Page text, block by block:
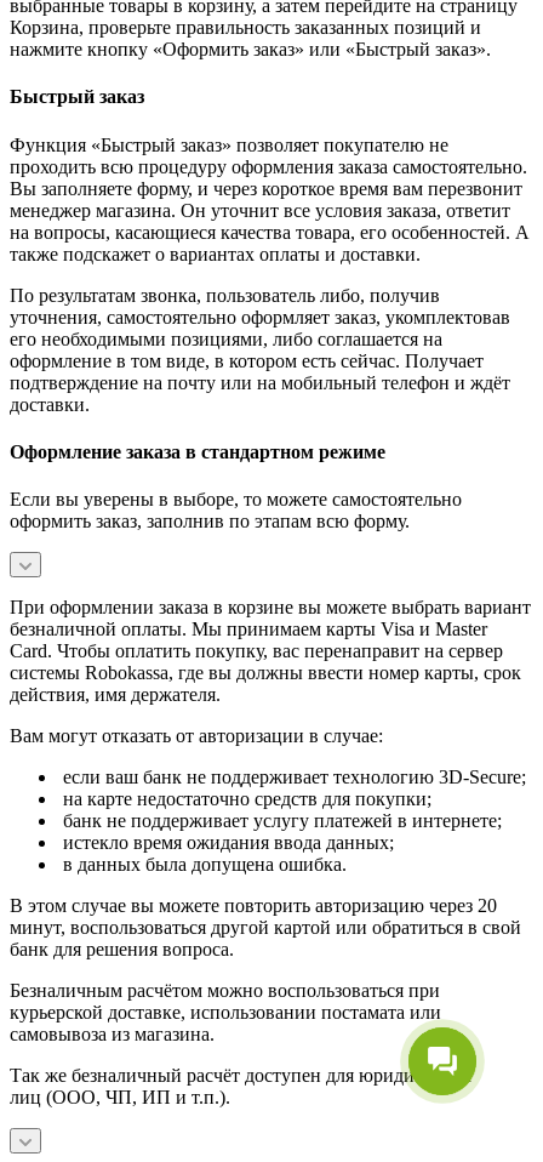
выбранные товары в корзину, а затем перейдите на страницу
Корзина, проверьте правильность заказанных позиций и
нажмите кнопку «Оформить заказ» или «Быстрый заказ».
Быстрый заказ
Функция «Быстрый заказ» позволяет покупателю не
проходить всю процедуру оформления заказа самостоятельно.
Вы заполняете форму, и через короткое время вам перезвонит
менеджер магазина. Он уточнит все условия заказа, ответит
на вопросы, касающиеся качества товара, его особенностей. А
также подскажет о вариантах оплаты и доставки.
По результатам звонка, пользователь либо, получив
уточнения, самостоятельно оформляет заказ, укомплектовав
его необходимыми позициями, либо соглашается на
оформление в том виде, в котором есть сейчас. Получает
подтверждение на почту или на мобильный телефон и ждёт
доставки.
Оформление заказа в стандартном режиме
Если вы уверены в выборе, то можете самостоятельно
оформить заказ, заполнив по этапам всю форму.
При оформлении заказа в корзине вы можете выбрать вариант
безналичной оплаты. Мы принимаем карты Visa и Master
Card. Чтобы оплатить покупку, вас перенаправит на сервер
системы Robokassa, где вы должны ввести номер карты, срок
действия, имя держателя.
Вам могут отказать от авторизации в случае:
если ваш банк не поддерживает технологию 3D-Secure;
на карте недостаточно средств для покупки;
банк не поддерживает услугу платежей в интернете;
истекло время ожидания ввода данных;
в данных была допущена ошибка.
В этом случае вы можете повторить авторизацию через 20
минут, воспользоваться другой картой или обратиться в свой
банк для решения вопроса.
Безналичным расчётом можно воспользоваться при
курьерской доставке, использовании постамата или
самовывоза из магазина.
Так же безналичный расчёт доступен для юридических
лиц (ООО, ЧП, ИП и т.п.).